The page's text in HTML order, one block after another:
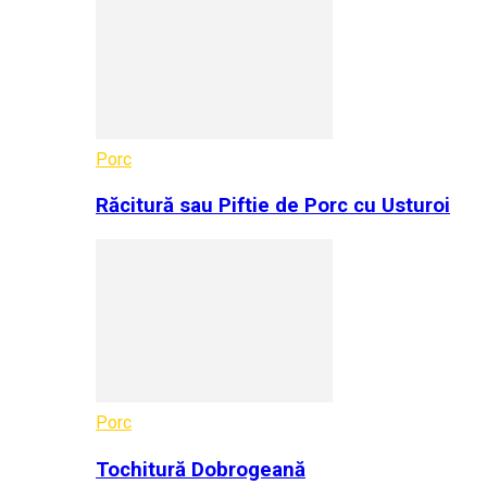
Porc
Răcitură sau Piftie de Porc cu Usturoi
Porc
Tochitură Dobrogeană